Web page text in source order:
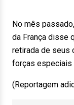
No mês
da França disse
retirada de seus
forças especiais
(Reportagem